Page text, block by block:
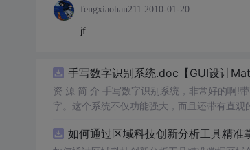
fengxiaohan211 2010-01-20
jf
手写数字识别系统.doc【GUI设计
资 源 简 介 手写数字识别系统，非常好的啊!
字。这个系统不仅功能强大，而且还带有直
便和实用的工具，你一定会喜欢它的！
如何通过区域科技创新分析工具精